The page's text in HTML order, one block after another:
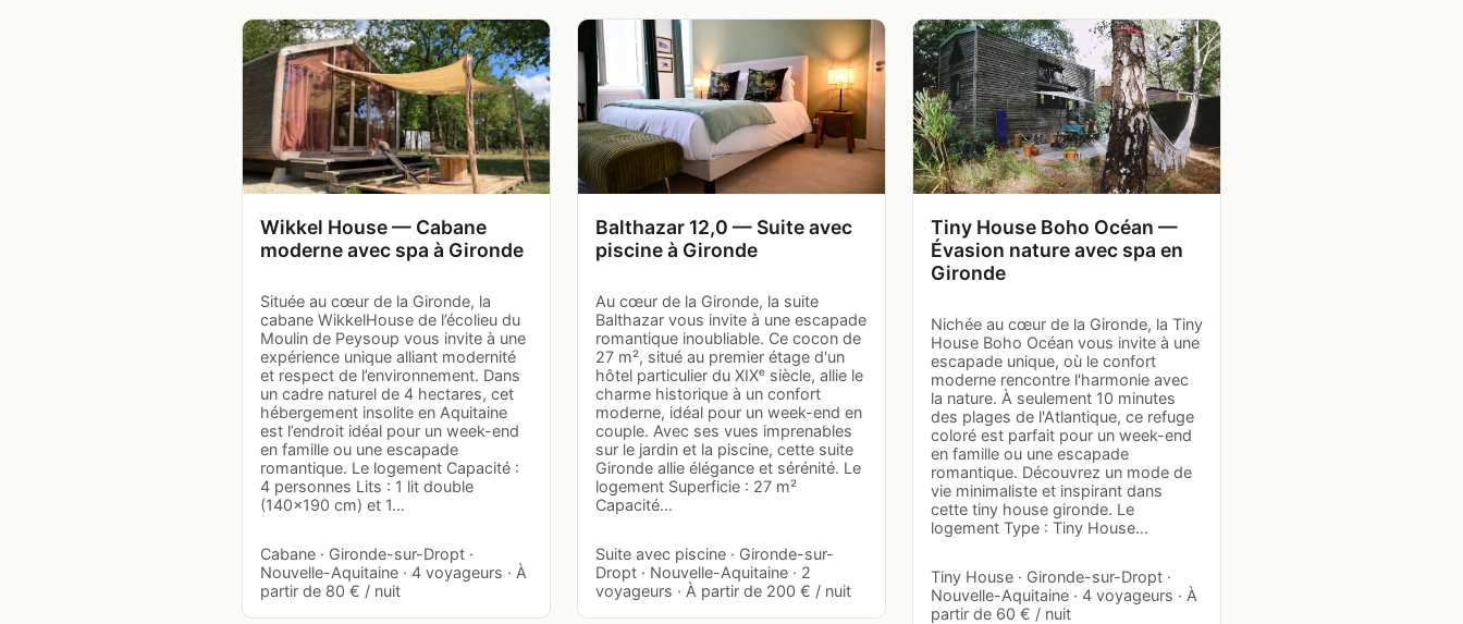
Wikkel House — Cabane
moderne avec spa à Gironde
Située au cœur de la Gironde, la
cabane WikkelHouse de l’écolieu du
Moulin de Peysoup vous invite à une
expérience unique alliant modernité
et respect de l’environnement. Dans
un cadre naturel de 4 hectares, cet
hébergement insolite en Aquitaine
est l’endroit idéal pour un week-end
en famille ou une escapade
romantique. Le logement Capacité :
4 personnes Lits : 1 lit double
(140x190 cm) et 1…
Cabane · Gironde-sur-Dropt ·
Nouvelle-Aquitaine · 4 voyageurs · À
partir de 80 € / nuit
Balthazar 12,0 — Suite avec
piscine à Gironde
Au cœur de la Gironde, la suite
Balthazar vous invite à une escapade
romantique inoubliable. Ce cocon de
27 m², situé au premier étage d'un
hôtel particulier du XIXᵉ siècle, allie le
charme historique à un confort
moderne, idéal pour un week-end en
couple. Avec ses vues imprenables
sur le jardin et la piscine, cette suite
Gironde allie élégance et sérénité. Le
logement Superficie : 27 m²
Capacité…
Suite avec piscine · Gironde-sur-
Dropt · Nouvelle-Aquitaine · 2
voyageurs · À partir de 200 € / nuit
Tiny House Boho Océan —
Évasion nature avec spa en
Gironde
Nichée au cœur de la Gironde, la Tiny
House Boho Océan vous invite à une
escapade unique, où le confort
moderne rencontre l'harmonie avec
la nature. À seulement 10 minutes
des plages de l'Atlantique, ce refuge
coloré est parfait pour un week-end
en famille ou une escapade
romantique. Découvrez un mode de
vie minimaliste et inspirant dans
cette tiny house gironde. Le
logement Type : Tiny House…
Tiny House · Gironde-sur-Dropt ·
Nouvelle-Aquitaine · 4 voyageurs · À
partir de 60 € / nuit